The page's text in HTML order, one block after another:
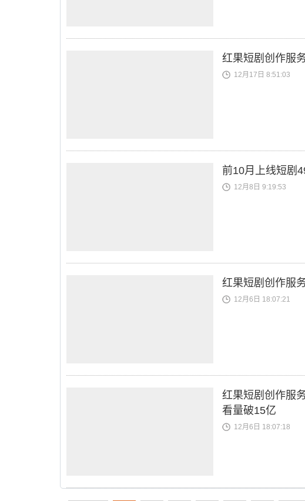
红果短剧创作服
12月17日 8:51:03
前10月上线短剧
12月8日 9:19:53
红果短剧创作服
12月6日 18:07:21
红果短剧创作服
看量破15亿
12月6日 18:07:18